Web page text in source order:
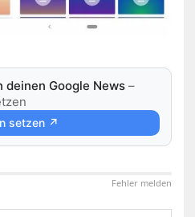
deinen Google News –
setzen ↗
Fehler melden